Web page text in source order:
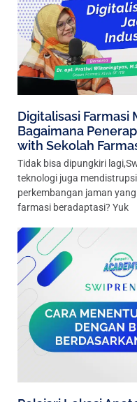
Digitalisasi Farmasi
Bagaimana
with Sekolah
Tidak bisa dipungkiri
teknologi juga
perkembangan jaman
farmasi beradaptasi? Yuk